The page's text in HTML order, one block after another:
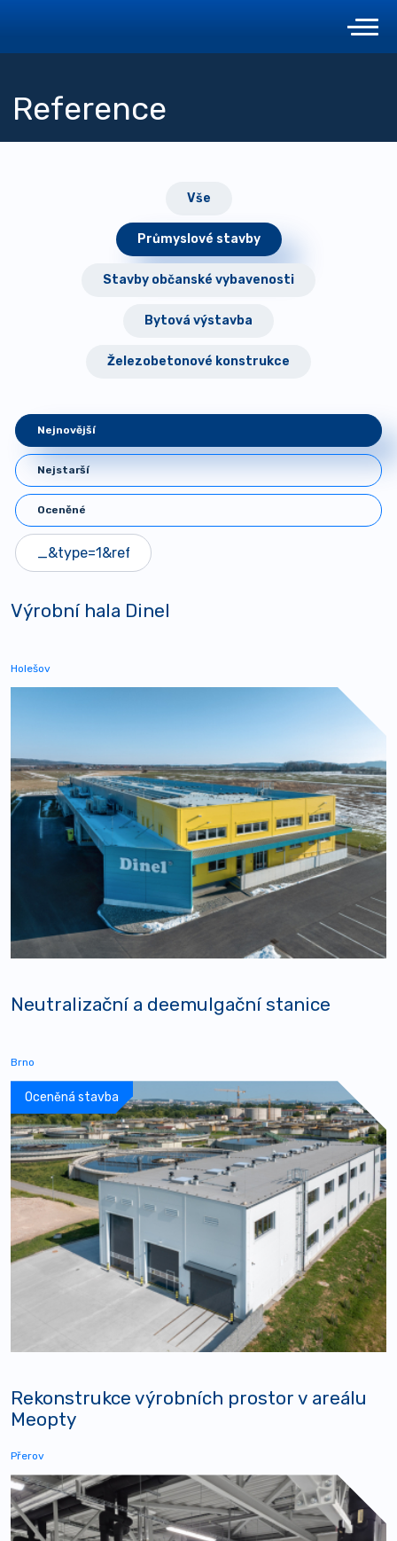
Reference
Vše
Průmyslové stavby
Stavby občanské vybavenosti
Bytová výstavba
Železobetonové konstrukce
Nejnovější
Nejstarší
Oceněné
Výrobní hala Dinel
Holešov
Neutralizační a deemulgační stanice
Brno
Oceněná stavba
Rekonstrukce výrobních prostor v areálu
Meopty
Přerov